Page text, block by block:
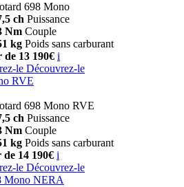
698 Mono
ch Puissance
Nm Couple
kg Poids sans carburant
13 190€ i
le Découvrez-le
RVE
698 Mono RVE
ch Puissance
Nm Couple
kg Poids sans carburant
14 190€ i
le Découvrez-le
Mono NERA